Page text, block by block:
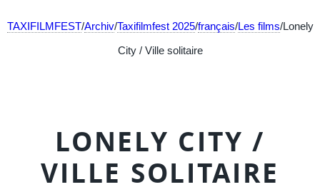
TAXIFILMFEST/Archiv/Taxifilmfest 2025/français/Les films/Lonely
City / Ville solitaire
LONELY CITY /
VILLE SOLITAIRE